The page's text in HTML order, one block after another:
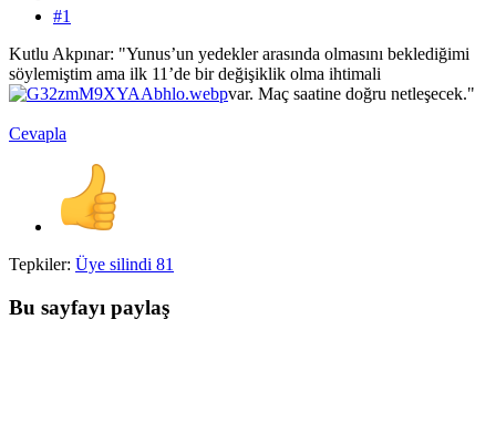
#1
Kutlu Akpınar: "Yunus’un yedekler arasında olmasını beklediğimi
söylemiştim ama ilk 11’de bir değişiklik olma ihtimali
var. Maç saatine doğru netleşecek."
Cevapla
Tepkiler: Üye silindi 81
Bu sayfayı paylaş